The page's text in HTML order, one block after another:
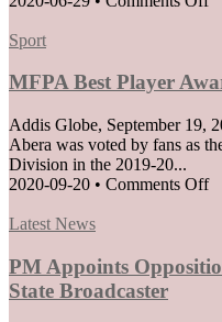
of
to
the
Posted
Sport
MFPA Best Player
Addis Globe, September 19,
Abera was voted by fans as
Division in the 2019-20...
2020-09-20 • Comments Offon
Posted
Latest News
PM Appoints
State Broadcaster